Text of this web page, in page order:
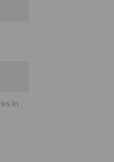
in